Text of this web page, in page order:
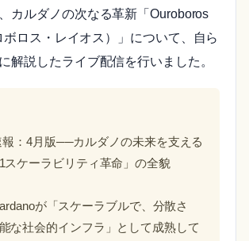
カルダノの次なる革新「Ouroboros
ボロス・レイオス）」について、自ら
解説したライブ配信を行いました。
報：4月版──カルダノの未来を支える
1スケーラビリティ革命」の全貌
が「スケーラブルで、分散さ
な社会的インフラ」として成熟して